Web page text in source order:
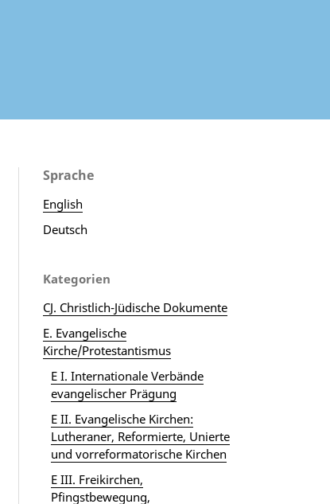
Sprache
English
Deutsch
Kategorien
CJ. Christlich-Jüdische Dokumente
E. Evangelische
Kirche/Protestantismus
E I. Internationale Verbände
evangelischer Prägung
E II. Evangelische Kirchen:
Lutheraner, Reformierte, Unierte
und vorreformatorische Kirchen
E III. Freikirchen,
Pfingstbewegung,